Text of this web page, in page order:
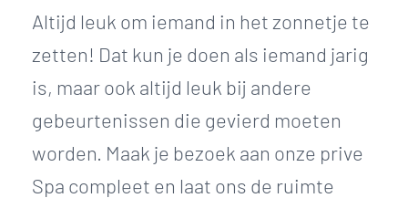
Altijd leuk om iemand in het zonnetje te
zetten! Dat kun je doen als iemand jarig
is, maar ook altijd leuk bij andere
gebeurtenissen die gevierd moeten
worden. Maak je bezoek aan onze prive
Spa compleet en laat ons de ruimte